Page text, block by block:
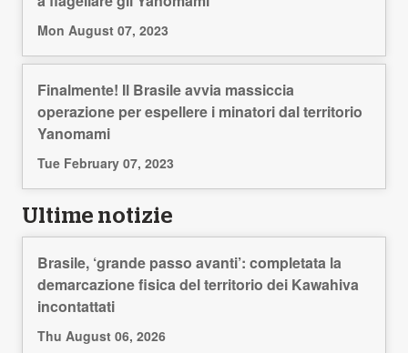
Mon August 07, 2023
Finalmente! Il Brasile avvia massiccia
operazione per espellere i minatori dal territorio
Yanomami
Tue February 07, 2023
Ultime notizie
Brasile, ‘grande passo avanti’: completata la
demarcazione fisica del territorio dei Kawahiva
incontattati
Thu August 06, 2026